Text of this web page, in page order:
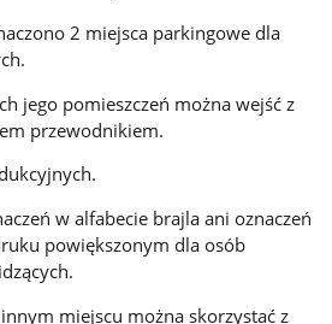
2 miejsca parkingowe dla
jego pomieszczeń można wejść z
przewodnikiem.
w alfabecie brajla ani oznaczeń
powiększonym dla osób
miejscu można skorzystać z